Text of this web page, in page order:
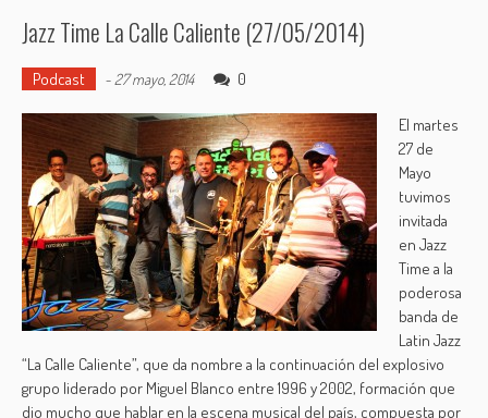
Jazz Time La Calle Caliente (27/05/2014)
Podcast - 27 mayo, 2014 0
El martes
27 de
Mayo
tuvimos
invitada
en Jazz
Time a la
poderosa
banda de
Latin Jazz
“La Calle Caliente”, que da nombre a la continuación del explosivo
grupo liderado por Miguel Blanco entre 1996 y 2002, formación que
dio mucho que hablar en la escena musical del país, compuesta por